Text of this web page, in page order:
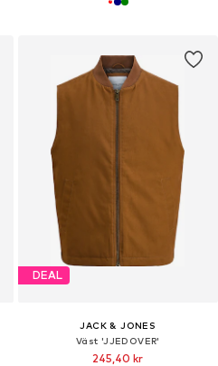
DEAL
JACK & JONES
Väst 'JJEDOVER'
245,40 kr